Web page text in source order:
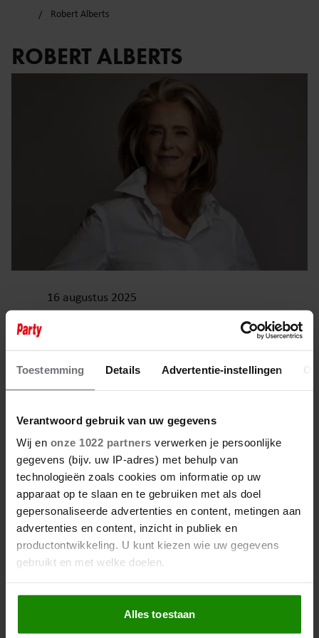
Toestemming Details Advertentie-instellingen
Verantwoord gebruik van uw gegevens
Wij en onze 1022 partners verwerken je persoonlijke
gegevens (bijv. uw IP-adres) met behulp van
technologieën zoals cookies om informatie op uw
apparaat op te slaan en te gebruiken met als doel
gepersonaliseerde advertenties en content, metingen aan
advertenties en content, inzicht in publiek en
productontwikkeling. U kunt kiezen wie uw gegevens
gebruikt en met welke doelen.
Als u het toestaat, willen we ook graag:
Informatie verzamelen over uw geografische
locatie, die tot een paar meter nauwkeurig kan zijn
Alles toestaan
Robert Alberts
ROBERT ALBERTS
16 augustus 2025
AL 35 JAAR VERTROUWD OP TV:
JETTE VAN DER MEIJ ALS LAURA
27 februari 2025